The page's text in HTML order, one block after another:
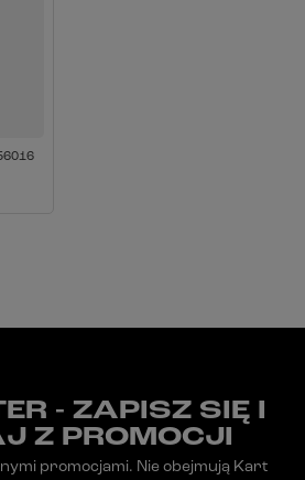
- ZAPISZ SIĘ I
Z PROMOCJI
promocjami. Nie obejmują Kart